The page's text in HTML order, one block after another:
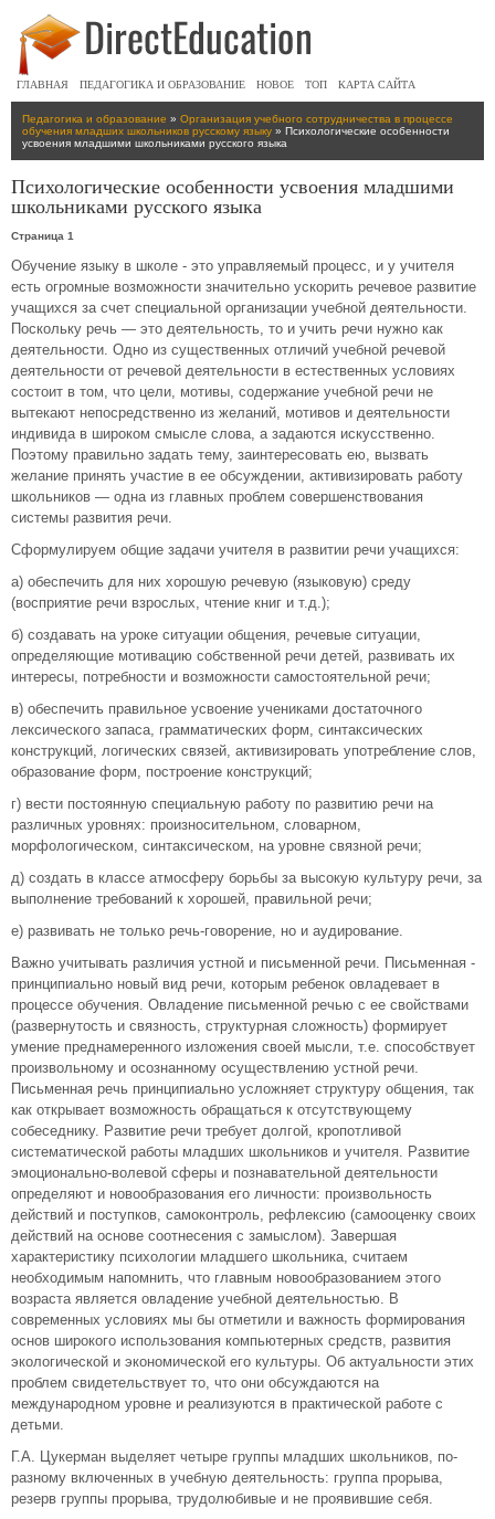
ГЛАВНАЯ ПЕДАГОГИКА И ОБРАЗОВАНИЕ НОВОЕ ТОП КАРТА САЙТА
Педагогика и образование » Организация учебного сотрудничества в процессе
обучения младших школьников русскому языку » Психологические особенности
усвоения младшими школьниками русского языка
Психологические особенности усвоения младшими
школьниками русского языка
Страница 1
Обучение языку в школе - это управляемый процесс, и у учителя
есть огромные возможности значительно ускорить речевое развитие
учащихся за счет специальной организации учебной деятельности.
Поскольку речь — это деятельность, то и учить речи нужно как
деятельности. Одно из существенных отличий учебной речевой
деятельности от речевой деятельности в естественных условиях
состоит в том, что цели, мотивы, содержание учебной речи не
вытекают непосредственно из желаний, мотивов и деятельности
индивида в широком смысле слова, а задаются искусственно.
Поэтому правильно задать тему, заинтересовать ею, вызвать
желание принять участие в ее обсуждении, активизировать работу
школьников — одна из главных проблем совершенствования
системы развития речи.
Сформулируем общие задачи учителя в развитии речи учащихся:
а) обеспечить для них хорошую речевую (языковую) среду
(восприятие речи взрослых, чтение книг и т.д.);
б) создавать на уроке ситуации общения, речевые ситуации,
определяющие мотивацию собственной речи детей, развивать их
интересы, потребности и возможности самостоятельной речи;
в) обеспечить правильное усвоение учениками достаточного
лексического запаса, грамматических форм, синтаксических
конструкций, логических связей, активизировать употребление слов,
образование форм, построение конструкций;
г) вести постоянную специальную работу по развитию речи на
различных уровнях: произносительном, словарном,
морфологическом, синтаксическом, на уровне связной речи;
д) создать в классе атмосферу борьбы за высокую культуру речи, за
выполнение требований к хорошей, правильной речи;
е) развивать не только речь-говорение, но и аудирование.
Важно учитывать различия устной и письменной речи. Письменная -
принципиально новый вид речи, которым ребенок овладевает в
процессе обучения. Овладение письменной речью с ее свойствами
(развернутость и связность, структурная сложность) формирует
умение преднамеренного изложения своей мысли, т.е. способствует
произвольному и осознанному осуществлению устной речи.
Письменная речь принципиально усложняет структуру общения, так
как открывает возможность обращаться к отсутствующему
собеседнику. Развитие речи требует долгой, кропотливой
систематической работы младших школьников и учителя. Развитие
эмоционально-волевой сферы и познавательной деятельности
определяют и новообразования его личности: произвольность
действий и поступков, самоконтроль, рефлексию (самооценку своих
действий на основе соотнесения с замыслом). Завершая
характеристику психологии младшего школьника, считаем
необходимым напомнить, что главным новообразованием этого
возраста является овладение учебной деятельностью. В
современных условиях мы бы отметили и важность формирования
основ широкого использования компьютерных средств, развития
экологической и экономической его культуры. Об актуальности этих
проблем свидетельствует то, что они обсуждаются на
международном уровне и реализуются в практической работе с
детьми.
Г.А. Цукерман выделяет четыре группы младших школьников, по-
разному включенных в учебную деятельность: группа прорыва,
резерв группы прорыва, трудолюбивые и не проявившие себя.